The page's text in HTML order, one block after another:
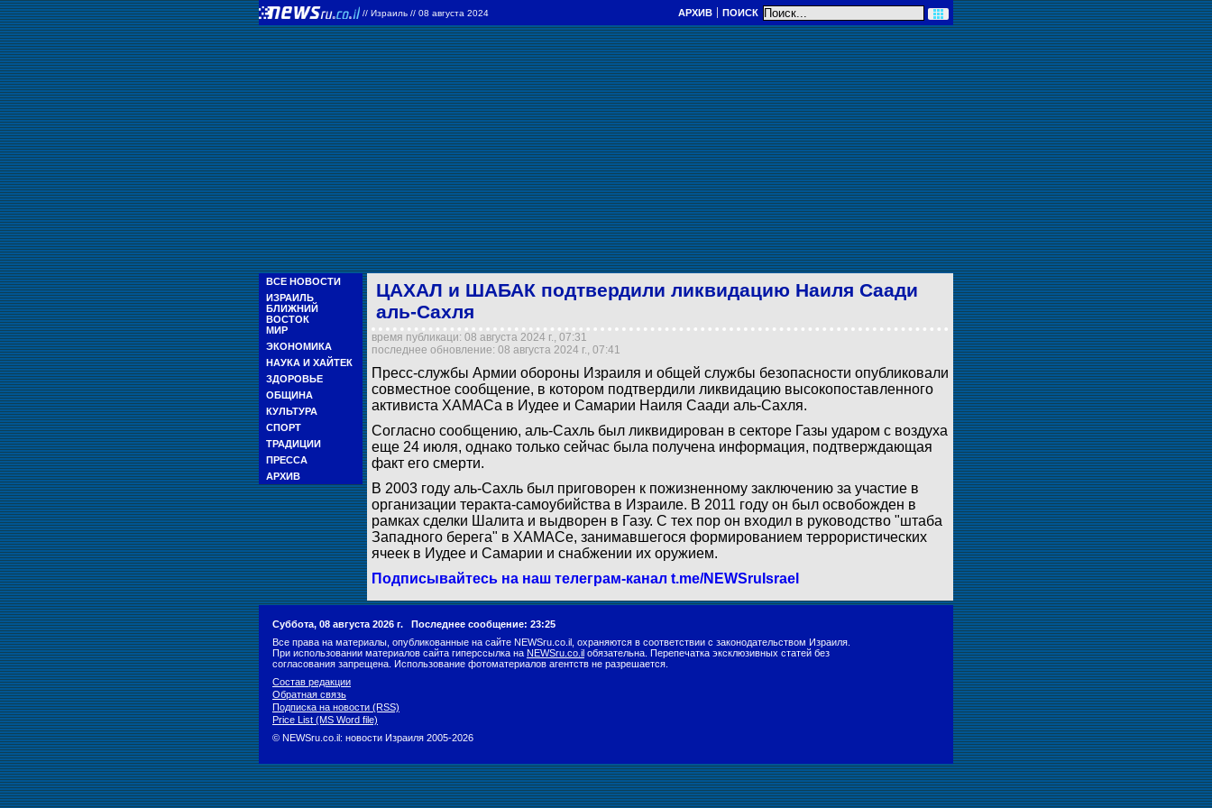
// Израиль // 08 августа 2024 АРХИВ ПОИСК
ВСЕ НОВОСТИ
ИЗРАИЛЬ
БЛИЖНИЙ
ВОСТОК
МИР
ЭКОНОМИКА
НАУКА И ХАЙТЕК
ЗДОРОВЬЕ
ОБЩИНА
КУЛЬТУРА
СПОРТ
ТРАДИЦИИ
ПРЕССА
АРХИВ
ЦАХАЛ и ШАБАК подтвердили ликвидацию Наиля Саади
аль-Сахля
время публикаци: 08 августа 2024 г., 07:31
последнее обновление: 08 августа 2024 г., 07:41
Пресс-службы Армии обороны Израиля и общей службы безопасности опубликовали
совместное сообщение, в котором подтвердили ликвидацию высокопоставленного
активиста ХАМАСа в Иудее и Самарии Наиля Саади аль-Сахля.
Согласно сообщению, аль-Сахль был ликвидирован в секторе Газы ударом с воздуха
еще 24 июля, однако только сейчас была получена информация, подтверждающая
факт его смерти.
В 2003 году аль-Сахль был приговорен к пожизненному заключению за участие в
организации теракта-самоубийства в Израиле. В 2011 году он был освобожден в
рамках сделки Шалита и выдворен в Газу. С тех пор он входил в руководство "штаба
Западного берега" в ХАМАСе, занимавшегося формированием террористических
ячеек в Иудее и Самарии и снабжении их оружием.
Подписывайтесь на наш телеграм-канал t.me/NEWSruIsrael
Суббота, 08 августа 2026 г. Последнее сообщение: 23:25
Все права на материалы, опубликованные на сайте NEWSru.co.il, охраняются в соответствии с законодательством Израиля.
При использовании материалов сайта гиперссылка на NEWSru.co.il обязательна. Перепечатка эксклюзивных статей без
согласования запрещена. Использование фотоматериалов агентств не разрешается.
Состав редакции
Обратная связь
Подписка на новости (RSS)
Price List (MS Word file)
© NEWSru.co.il: новости Израиля 2005-2026